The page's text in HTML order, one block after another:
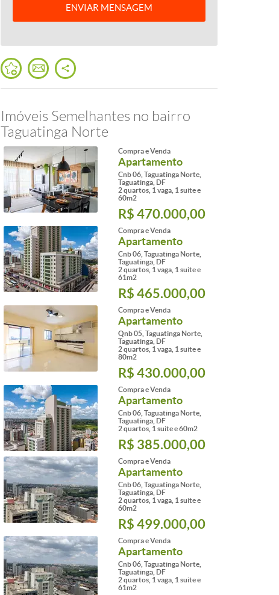
ENVIAR MENSAGEM
Imóveis Semelhantes no bairro
Taguatinga Norte
Compra e Venda
Apartamento
Cnb 06, Taguatinga Norte,
Taguatinga, DF
2 quartos, 1 vaga, 1 suite e
60m2
R$ 470.000,00
Compra e Venda
Apartamento
Cnb 06, Taguatinga Norte,
Taguatinga, DF
2 quartos, 1 vaga, 1 suite e
61m2
R$ 465.000,00
Compra e Venda
Apartamento
Qnb 05, Taguatinga Norte,
Taguatinga, DF
2 quartos, 1 vaga, 1 suite e
80m2
R$ 430.000,00
Compra e Venda
Apartamento
Cnb 06, Taguatinga Norte,
Taguatinga, DF
2 quartos, 1 suite e 60m2
R$ 385.000,00
Compra e Venda
Apartamento
Cnb 06, Taguatinga Norte,
Taguatinga, DF
2 quartos, 1 vaga, 1 suite e
60m2
R$ 499.000,00
Compra e Venda
Apartamento
Cnb 06, Taguatinga Norte,
Taguatinga, DF
2 quartos, 1 vaga, 1 suite e
61m2